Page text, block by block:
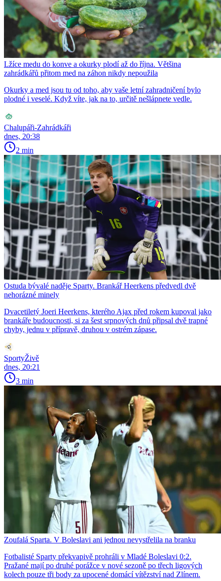
Lžíce medu do konve a okurky plodí až do října. Většina
zahrádkářů přitom med na záhon nikdy nepoužila
Okurky a med jsou tu od toho, aby vaše letní zahradničení bylo
plodné i veselé. Když víte, jak na to, určitě nešlápnete vedle.
Chalupáři-Zahrádkáři
dnes, 20:38
2 min
Ostuda bývalé naděje Sparty. Brankář Heerkens předvedl dvě
nehorázné minely
Dvacetiletý Joeri Heerkens, kterého Ajax před rokem kupoval jako
brankáře budoucnosti, si za šest srpnových dnů připsal dvě trapné
chyby, jednu v přípravě, druhou v ostrém zápase.
SportyŽivě
dnes, 20:21
3 min
Zoufalá Sparta. V Boleslavi ani jednou nevystřelila na branku
Fotbalisté Sparty překvapivě prohráli v Mladé Boleslavi 0:2.
Pražané mají po druhé porážce v nové sezoně po třech ligových
kolech pouze tři body za upocené domácí vítězství nad Zlínem.